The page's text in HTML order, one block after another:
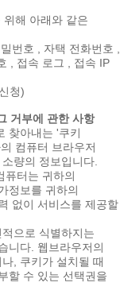
해 아래와 같은
번호 , 자택 전화번호 ,
, 접속 로그 , 접속 IP
청)
거부에 관한 사항
찾아내는 '쿠키
컴퓨터 브라우저
량의 정보입니다.
퓨터는 귀하의
정보를 귀하의
없이 서비스를 제공할
으로 식별하지는
니다. 웹브라우저의
, 쿠키가 설치될 때
할 수 있는 선택권을